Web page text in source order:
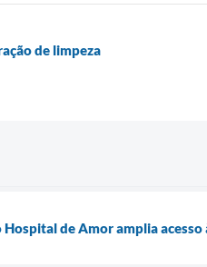
de limpeza
Hospital de Amor amplia